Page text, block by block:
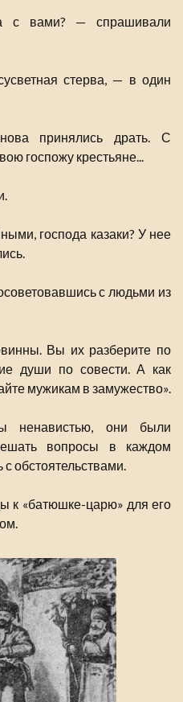
вами? — спрашивали
стерва, — в один
принялись драть. С
госпожу крестьяне...
господа казаки? У нее
с людьми из
Вы их разберите по
души по совести. А как
мужикам в замужество».
ненавистью, они были
вопросы в каждом
обстоятельствами.
к «батюшке-царю» для его